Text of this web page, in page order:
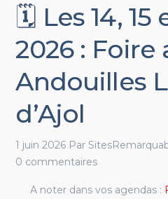
🗓️ Les 14, 15
2026 : Foire
Andouilles
d’Ajol
1 juin 2026 Par
0 commentaires
A noter dans vos agendas :